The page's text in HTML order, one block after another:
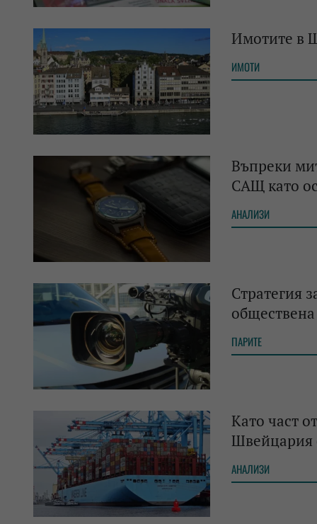
Имотите в
ИМОТИ
Въпреки
САЩ като
АНАЛИЗИ
Стратегия
ПАРИТЕ
Като част
Швейцария
АНАЛИЗИ